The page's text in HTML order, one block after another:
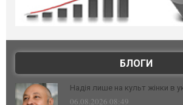
БЛОГИ
Надія лише на культ жінки в
06.08.2026 08:49